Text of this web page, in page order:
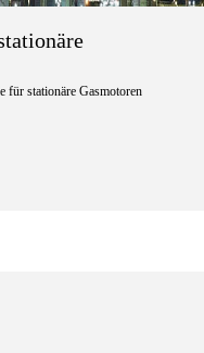
für stationäre Gasmotoren